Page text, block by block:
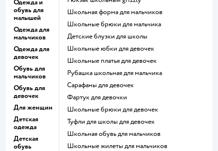
Одежда и
обувь для
малышей
Одежда для
мальчиков
Одежда для
девочек
Обувь для
мальчиков
Обувь для
девочек
Для женщин
Детская
одежда
Детская
обувь
Школьная форма для мальчиков
Школьные брюки для мальчика
Детские блузки для школы
Школьные юбки для девочек
Школьные платья для девочек
Рубашка школьная для мальчика
Сарафаны для девочек
Фартук для девочки
Школьные брюки для девочек
Туфли для школы для девочек
Школьная обувь для мальчиков
Школьные жилеты для мальчиков